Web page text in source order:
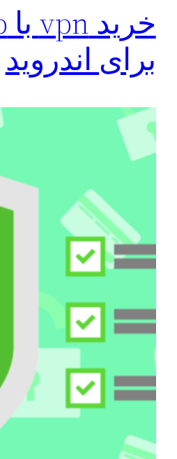
برای اندروید